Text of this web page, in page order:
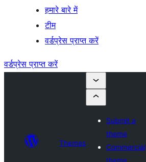
हमारे बारे में
टीम
वर्डप्रेस प्राप्त करें
वर्डप्रेस प्राप्त करें
Themes
Submit a
theme
Commercial
theme